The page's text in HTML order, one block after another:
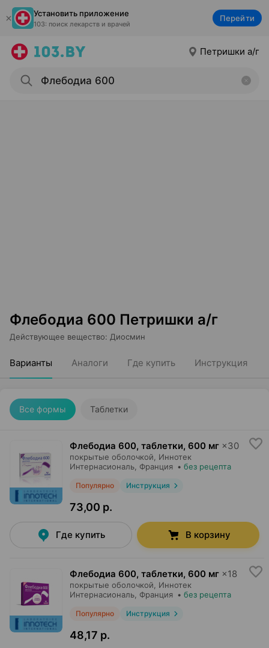
Установить приложение
103: поиск лекарств и врачей
Перейти
Петришки а/г
Флебодиа 600 Петришки а/г
Действующее вещество: Диосмин
Варианты Аналоги Где купить Инструкция
Все формы Таблетки
Флебодиа 600, таблетки, 600 мг ×30
покрытые оболочкой,
Иннотек
Интернасиональ , Франция • без рецепта
Популярно Инструкция
73,00 р.
Где купить В корзину
Флебодиа 600, таблетки, 600 мг ×18
покрытые оболочкой,
Иннотек
Интернасиональ , Франция • без рецепта
Популярно Инструкция
48,17 р.